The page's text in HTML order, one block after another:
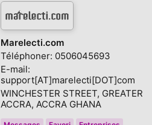
Marelecti.com
Téléphoner: 0506045693
E-mail:
support[AT]marelecti[DOT]com
WINCHESTER STREET, GREATER
ACCRA, ACCRA GHANA